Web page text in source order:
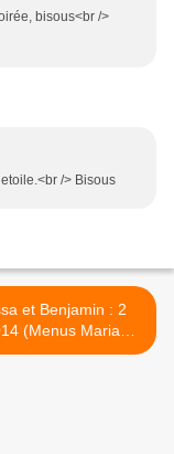
bisous<br />
/> Bisous
et Benjamin : 2
(Menus Mariage)
>